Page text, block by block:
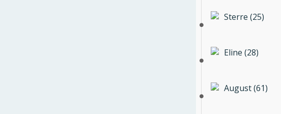
Sterre (25)
Eline (28)
August (61)